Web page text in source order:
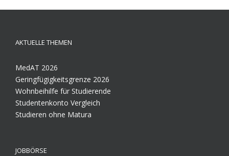
AKTUELLE THEMEN
MedAT 2026
Geringfügigkeitsgrenze 2026
Wohnbeihilfe für Studierende
Studentenkonto Vergleich
Studieren ohne Matura
JOBBÖRSE